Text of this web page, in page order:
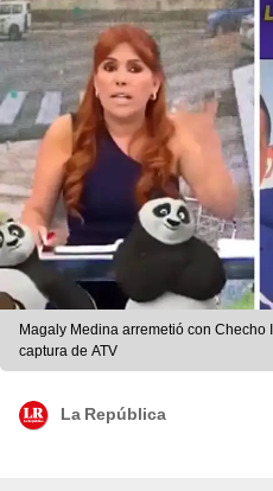
Magaly Medina arremetió con Checho
captura de ATV
La República